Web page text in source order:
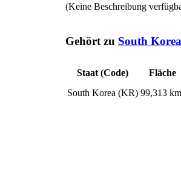
(Keine Beschreibung
Gehört zu South Korea
Staat (Code) Fläche
South Korea (KR) 99,313